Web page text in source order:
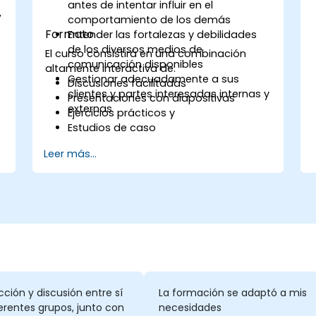
antes de intentar influir en el
comportamiento de los demás
Entender las fortalezas y debilidades
de los diversos medios de
comunicación disponibles
Gestionar adecuadamente a sus
clientes y partes interesadas internas y
externas
Formato
El curso consistirá en una combinación
altamente interactiva de:
Discusiones facilitadas
Presentaciones con diapositivas
Ejercicios prácticos y
Estudios de caso
Leer más...
y discusión entre sí
grupos, junto con
La formación se adaptó a mis
necesidades